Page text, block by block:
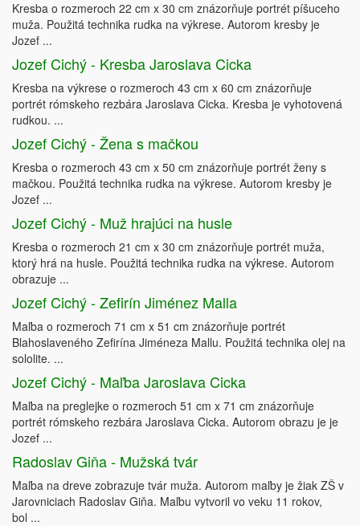
Kresba o rozmeroch 22 cm x 30 cm znázorňuje portrét píšuceho
muža. Použitá technika rudka na výkrese. Autorom kresby je
Jozef ...
Jozef Cichý - Kresba Jaroslava Cicka
Kresba na výkrese o rozmeroch 43 cm x 60 cm znázorňuje
portrét rómskeho rezbára Jaroslava Cicka. Kresba je vyhotovená
rudkou. ...
Jozef Cichý - Žena s mačkou
Kresba o rozmeroch 43 cm x 50 cm znázorňuje portrét ženy s
mačkou. Použitá technika rudka na výkrese. Autorom kresby je
Jozef ...
Jozef Cichý - Muž hrajúci na husle
Kresba o rozmeroch 21 cm x 30 cm znázorňuje portrét muža,
ktorý hrá na husle. Použitá technika rudka na výkrese. Autorom
obrazuje ...
Jozef Cichý - Zefirín Jiménez Malla
Maľba o rozmeroch 71 cm x 51 cm znázorňuje portrét
Blahoslaveného Zefirína Jiméneza Mallu. Použitá technika olej na
sololite. ...
Jozef Cichý - Maľba Jaroslava Cicka
Maľba na preglejke o rozmeroch 51 cm x 71 cm znázorňuje
portrét rómskeho rezbára Jaroslava Cicka. Autorom obrazu je je
Jozef ...
Radoslav Giňa - Mužská tvár
Maľba na dreve zobrazuje tvár muža. Autorom maľby je žiak ZŠ v
Jarovniciach Radoslav Giňa. Maľbu vytvoril vo veku 11 rokov,
bol ...